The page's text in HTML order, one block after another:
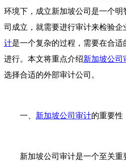
环境下，成立新加坡公司是一个
司成立，就需要进行审计来检验企
计是一个复杂的过程，需要在合
进行。本文将重点介绍新加坡公司
选择合适的外部审计公司。
一、 新加坡公司审计的重要性
新加坡公司审计是一个至关重